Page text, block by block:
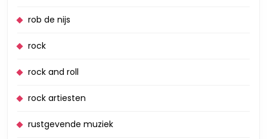
rob de nijs
rock
rock and roll
rock artiesten
rustgevende muziek